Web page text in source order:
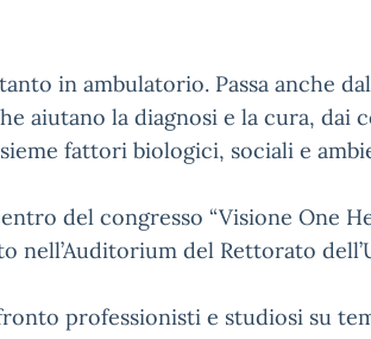
in ambulatorio. Passa anche
aiutano la diagnosi e la cura, dai
fattori biologici, sociali e
del congresso “Visione One
nell’Auditorium del Rettorato
professionisti e studiosi su